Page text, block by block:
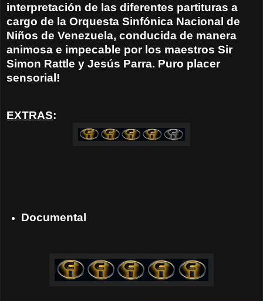
interpretación de las diferentes partituras a
cargo de la Orquesta Sinfónica Nacional de
Niños de Venezuela, conducida de manera
animosa e impecable por los maestros Sir
Simon Rattle y Jesús Parra. Puro placer
sensorial!
EXTRAS:
Documental